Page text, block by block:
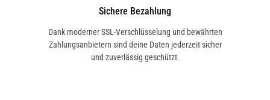
Sichere Bezahlung
Dank moderner SSL-Verschlüsselung und bewährten
Zahlungsanbietern sind deine Daten jederzeit sicher
und zuverlässig geschützt.